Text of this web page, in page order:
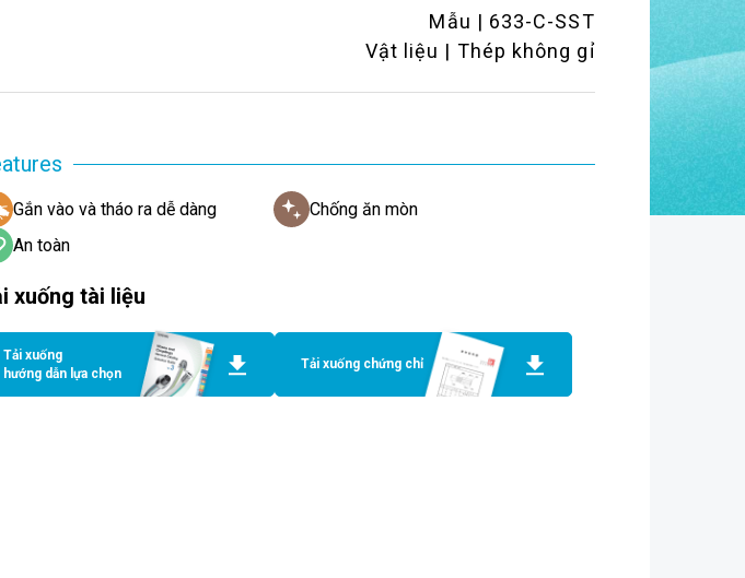
Mẫu | 633-C-SST
Vật liệu | Thép không gỉ
Gắn vào và tháo ra dễ dàng
Chống ăn mòn
An toàn
xuống tài liệu
Tải xuống
hướng dẫn lựa chọn
Tải xuống chứng chỉ